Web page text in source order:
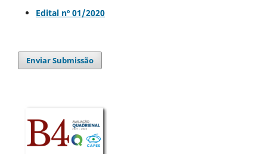
Edital nº 01/2020
Enviar Submissão